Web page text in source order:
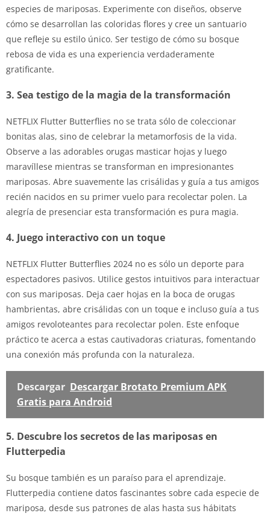
especies de mariposas. Experimente con diseños, observe
cómo se desarrollan las coloridas flores y cree un santuario
que refleje su estilo único. Ser testigo de cómo su bosque
rebosa de vida es una experiencia verdaderamente
gratificante.
3. Sea testigo de la magia de la transformación
NETFLIX Flutter Butterflies no se trata sólo de coleccionar
bonitas alas, sino de celebrar la metamorfosis de la vida.
Observe a las adorables orugas masticar hojas y luego
maravíllese mientras se transforman en impresionantes
mariposas. Abre suavemente las crisálidas y guía a tus amigos
recién nacidos en su primer vuelo para recolectar polen. La
alegría de presenciar esta transformación es pura magia.
4. Juego interactivo con un toque
NETFLIX Flutter Butterflies 2024 no es sólo un deporte para
espectadores pasivos. Utilice gestos intuitivos para interactuar
con sus mariposas. Deja caer hojas en la boca de orugas
hambrientas, abre crisálidas con un toque e incluso guía a tus
amigos revoloteantes para recolectar polen. Este enfoque
práctico te acerca a estas cautivadoras criaturas, fomentando
una conexión más profunda con la naturaleza.
Descargar Descargar Brotato Premium APK
Gratis para Android
5. Descubre los secretos de las mariposas en
Flutterpedia
Su bosque también es un paraíso para el aprendizaje.
Flutterpedia contiene datos fascinantes sobre cada especie de
mariposa, desde sus patrones de alas hasta sus hábitats